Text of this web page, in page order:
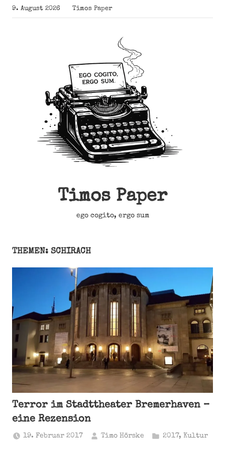
Zum
Inhalt
9. August 2026 Timos Paper
Timos Paper
ego cogito, ergo sum
THEMEN: SCHIRACH
Terror im Stadttheater Bremerhaven –
eine Rezension
19. Februar 2017 Timo Hörske 2017, Kultur